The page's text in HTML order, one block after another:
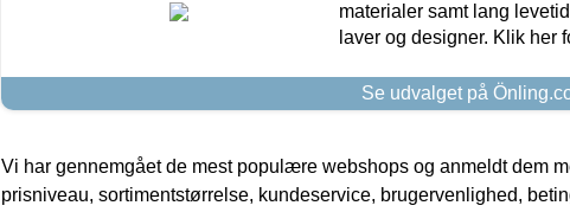
materialer samt lang
laver og designer. Klik her
Se udvalget på
Vi har gennemgået de mest populære webshops og anmeldt dem
prisniveau, sortimentstørrelse, kundeservice, brugervenlighed,